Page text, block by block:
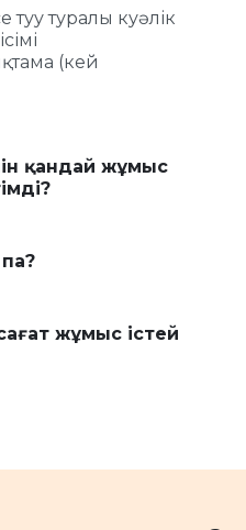
туу туралы куәлік
(кей
қандай жұмыс
жұмыс істей